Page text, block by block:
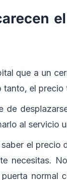
que a un
el precio
de
al servicio
el precio
necesitas.
normal